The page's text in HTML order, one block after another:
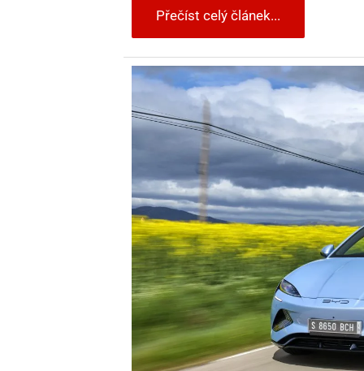
Přečíst celý článek...
Méně
výfuků,
méně
mrtvých.
Studie
skrytý
elektromobilů